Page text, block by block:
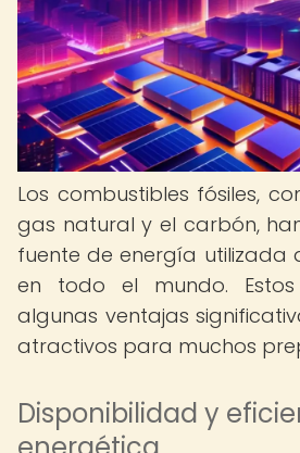
Los combustibles fósiles,
gas natural y el carbón,
fuente de energía utilizada
en todo el mundo. Estos
algunas ventajas
atractivos para muchos
Disponibilidad y